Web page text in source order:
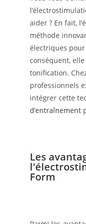
aider ? En fait,
méthode
électriques
conséquent,
tonification.
professionnels
intégrer cette
d’entraînement
Les
Form